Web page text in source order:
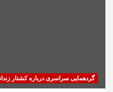
گردهمایی سراسری درباره کشتار